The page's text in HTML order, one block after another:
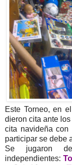
Este Torneo, en
dieron cita ante
cita navideña
participar se debe
Se jugaron
independientes: